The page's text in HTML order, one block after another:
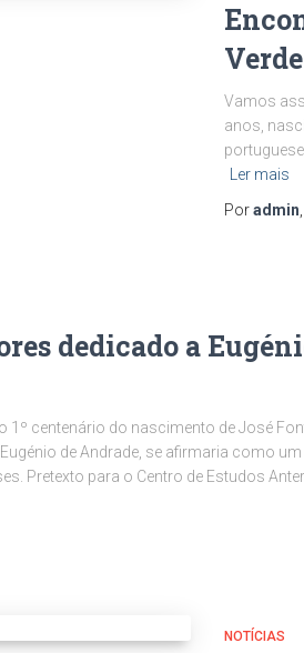
Verde
Vamos
anos,
Ler mais
Poradmin
dedicado a
1º centenário do nascimento de José
de Andrade, se afirmaria como
Pretexto para o Centro de Estudos
NOTÍCIAS